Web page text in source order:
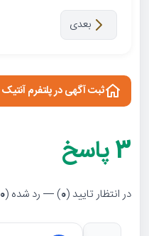
بعدی
ثبت آگهی در پلتفرم آنتیک
3پاسخ
در انتظار تایید (0) — رد شده (0